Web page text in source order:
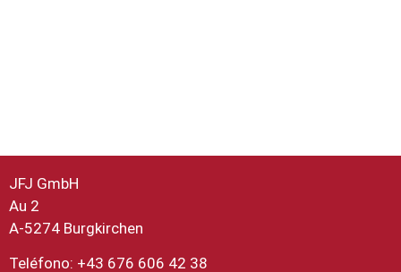
JFJ GmbH
Au 2
A-5274 Burgkirchen
Teléfono: +43 676 606 42 38